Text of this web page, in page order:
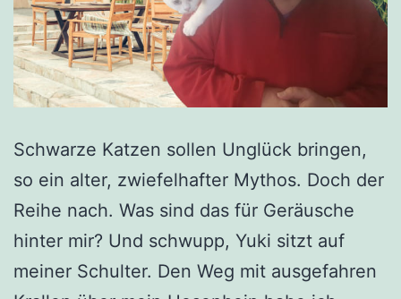
Schwarze Katzen sollen Unglück bringen,
so ein alter, zwiefelhafter Mythos. Doch der
Reihe nach. Was sind das für Geräusche
hinter mir? Und schwupp, Yuki sitzt auf
meiner Schulter. Den Weg mit ausgefahren